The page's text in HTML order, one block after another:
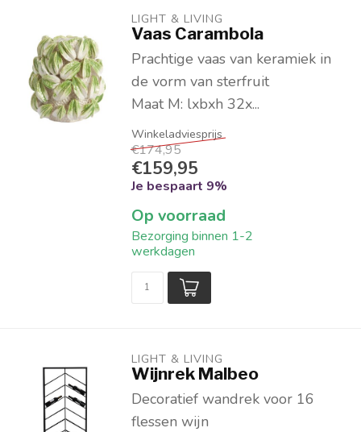
LIGHT & LIVING
Vaas Carambola
Prachtige vaas van keramiek in
de vorm van sterfruit
Maat M: lxbxh 32x...
€174,95
€159,95
Je bespaart 9%
Op voorraad
Bezorging binnen 1-2
werkdagen
LIGHT & LIVING
Wijnrek Malbeo
Decoratief wandrek voor 16
flessen wijn